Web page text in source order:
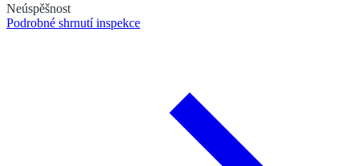
Neúspěšnost
Podrobné shrnutí inspekce